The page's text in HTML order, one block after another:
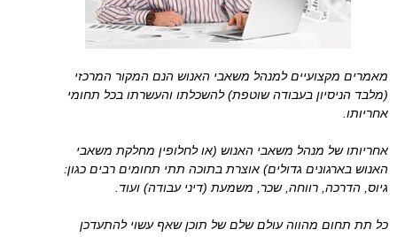
מאמרים מקצועיים למנהל משאבי האנוש הנם המקור המרכזי
(מלבד הניסיון בעבודה שוטפת) להשכלתו והעשרתו בכל תחומי
אחריותו.
אחריותו של מנהל משאבי האנוש (או לחלופין מחלקת משאבי
האנוש בארגונים גדולים) אוצרת בתוכה תתי תחומים רבים כגון:
גיוס, הדרכה, רווחה, שכר, משמעת (דיני עבודה) ועוד.
כל תת תחום מהווה עולם שלם של תוכן שאף עשוי להתעדכן